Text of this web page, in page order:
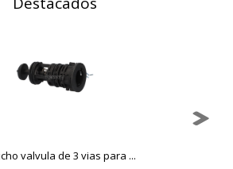
valvula de 3 vias para ...